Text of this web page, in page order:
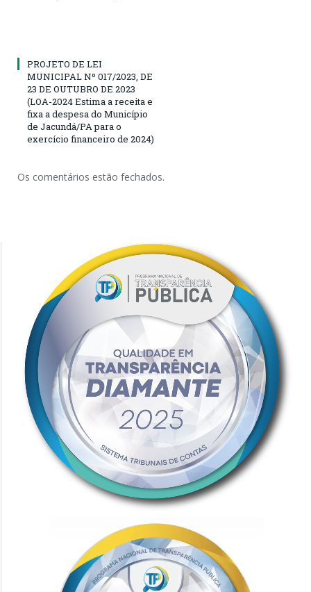
PROJETO DE LEI
MUNICIPAL Nº 017/2023, DE
23 DE OUTUBRO DE 2023
(LOA-2024 Estima a receita e
fixa a despesa do Município
de Jacundá/PA para o
exercício financeiro de 2024)
Os comentários estão fechados.